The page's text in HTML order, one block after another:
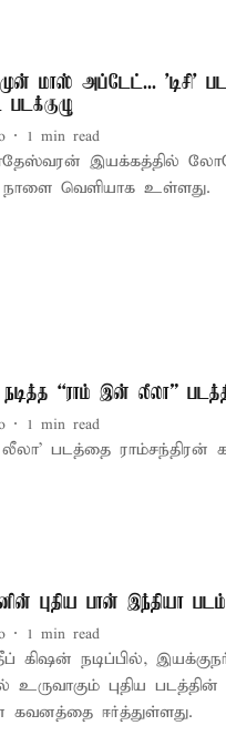
முன் மாஸ் அப்டேட்... 'டிசி'
1 min read
இயக்கத்தில்
நாளை வெளியாக உள்ளது.
“ராம் இன் லீலா”
1 min read
படத்தை
புதிய பான் இந்தியா
1 min read
கிஷன் நடிப்பில்,
உருவாகும் புதிய
கவனத்தை ஈர்த்துள்ளது.